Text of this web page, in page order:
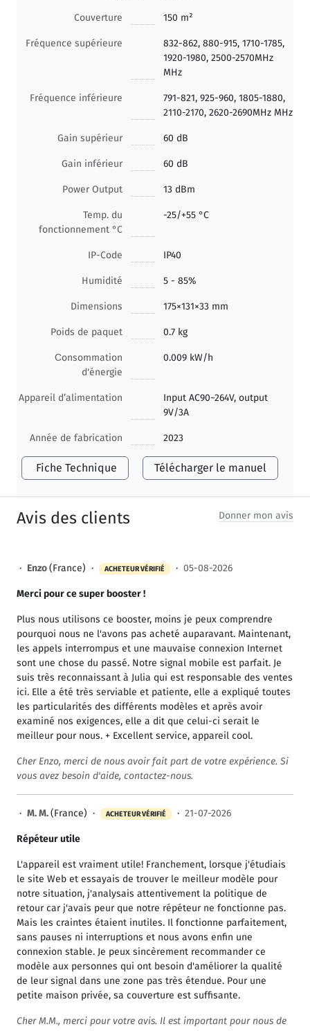
Couverture 150 m²
Fréquence supérieure
832-862, 880-915, 1710-1785,
1920-1980, 2500-2570MHz
MHz
Fréquence inférieure
791-821, 925-960, 1805-1880,
2110-2170, 2620-2690MHz MHz
Gain supérieur 60 dB
Gain inférieur 60 dB
Power Output 13 dBm
Temp. du
fonctionnement °C
-25/+55 °C
IP-Code IP40
Humidité 5 - 85%
Dimensions 175×131×33 mm
Poids de paquet 0.7 kg
Сonsommation
d'énergie
0.009 kW/h
Appareil d’alimentation
Input AC90~264V, output
9V/3A
Année de fabrication 2023
Fiche Technique Télécharger le manuel
Avis des clients Donner mon avis
· Enzo(France) · ACHETEUR VÉRIFIÉ · 05-08-2026
Merci pour ce super booster !
Plus nous utilisons ce booster, moins je peux comprendre
pourquoi nous ne l'avons pas acheté auparavant. Maintenant,
les appels interrompus et une mauvaise connexion Internet
sont une chose du passé. Notre signal mobile est parfait. Je
suis très reconnaissant à Julia qui est responsable des ventes
ici. Elle a été très serviable et patiente, elle a expliqué toutes
les particularités des différents modèles et après avoir
examiné nos exigences, elle a dit que celui-ci serait le
meilleur pour nous. + Excellent service, appareil cool.
Cher Enzo, merci de nous avoir fait part de votre expérience. Si
vous avez besoin d'aide, contactez-nous.
· M. M.(France) · ACHETEUR VÉRIFIÉ · 21-07-2026
Répéteur utile
L'appareil est vraiment utile! Franchement, lorsque j'étudiais
le site Web et essayais de trouver le meilleur modèle pour
notre situation, j'analysais attentivement la politique de
retour car j'avais peur que notre répéteur ne fonctionne pas.
Mais les craintes étaient inutiles. Il fonctionne parfaitement,
sans pauses ni interruptions et nous avons enfin une
connexion stable. Je peux sincèrement recommander ce
modèle aux personnes qui ont besoin d'améliorer la qualité
de leur signal dans une zone pas très étendue. Pour une
petite maison privée, sa couverture est suffisante.
Cher M.M., merci pour votre avis. Il est important pour nous de